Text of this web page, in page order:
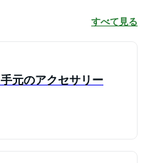
すべて見る
手元のアクセサリー